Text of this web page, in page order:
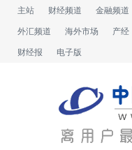
主站 财经频道 金融频道
外汇频道 海外市场 产经
财经报 电子版